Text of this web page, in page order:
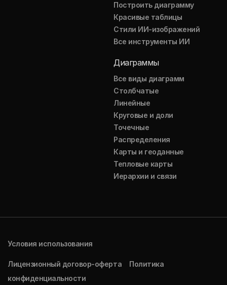
Построить диаграмму
Красивые таблицы
Стили ИИ-изображений
Все инструменты ИИ
Диаграммы
Все виды диаграмм
Столбчатые
Линейные
Круговые и доли
Точечные
Распределения
Карты и геоданные
Тепловые карты
Иерархии и связи
Условия использования
Лицензионный договор-оферта
Политика
конфиденциальности